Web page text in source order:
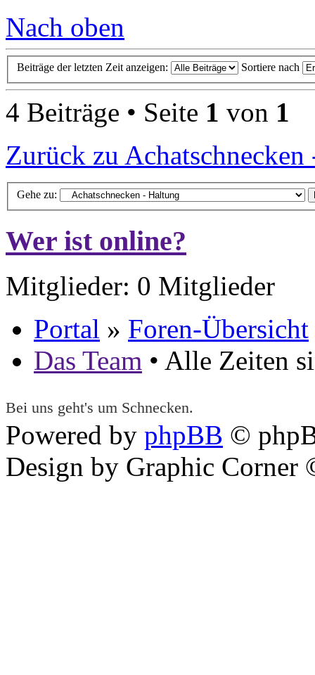
Nach oben
Beiträge der letzten Zeit anzeigen: Sortiere nach
4 Beiträge • Seite 1 von 1
Zurück zu
Gehe zu:
Wer ist online?
Mitglieder: 0 Mitglieder
Portal » Foren-Übersicht
Das Team • Alle Zeiten
Bei uns geht's um Schnecken.
Powered by phpBB ©
Design by Graphic Corner